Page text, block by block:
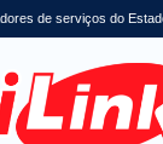
de serviços do